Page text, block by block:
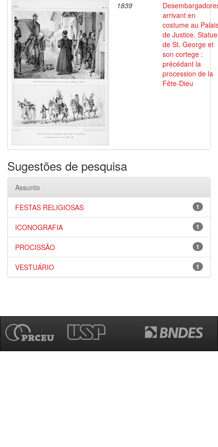
1839
arrivant en
costume au
de Justice. Statue
de St. George et
son cortege :
précédant la
procession de la
Fête-Dieu
Sugestões de pesquisa
Assunto
1
FESTAS RELIGIOSAS
1
ICONOGRAFIA
1
PROCISSÃO
1
VESTUÁRIO